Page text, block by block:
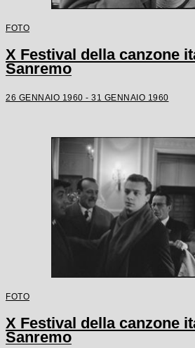
FOTO
X Festival della canzone
Sanremo
26 GENNAIO 1960 - 31 GENNAIO 1960
FOTO
X Festival della canzone
Sanremo